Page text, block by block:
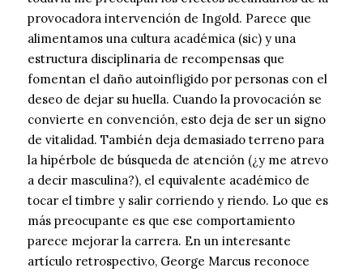
provocadora intervención de Ingold. Parece que
alimentamos una cultura académica (sic) y una
estructura disciplinaria de recompensas que
fomentan el daño autoinfligido por personas con el
deseo de dejar su huella. Cuando la provocación se
convierte en convención, esto deja de ser un signo
de vitalidad. También deja demasiado terreno para
la hipérbole de búsqueda de atención (¿y me atrevo
a decir masculina?), el equivalente académico de
tocar el timbre y salir corriendo y riendo. Lo que es
más preocupante es que ese comportamiento
parece mejorar la carrera. En un interesante
artículo retrospectivo, George Marcus reconoce